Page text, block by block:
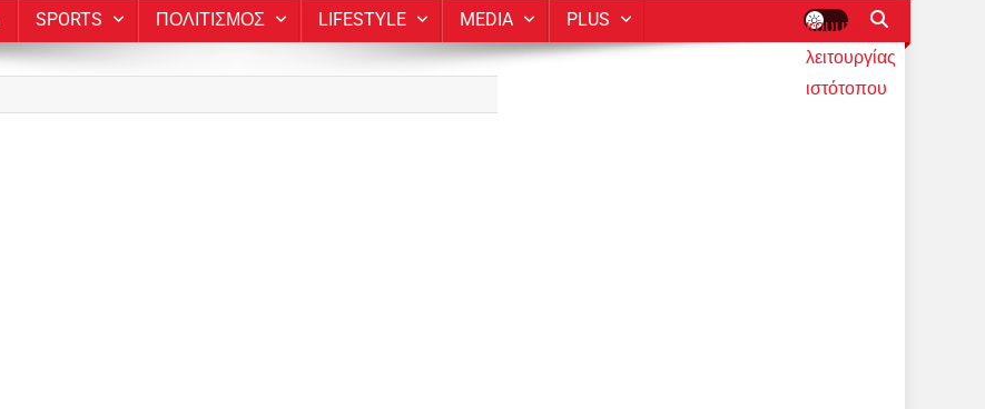
SPORTS ΠΟΛΙΤΙΣΜΟΣ LIFESTYLE MEDIA PLUS
κουμπί
λειτουργίας
ιστότοπου